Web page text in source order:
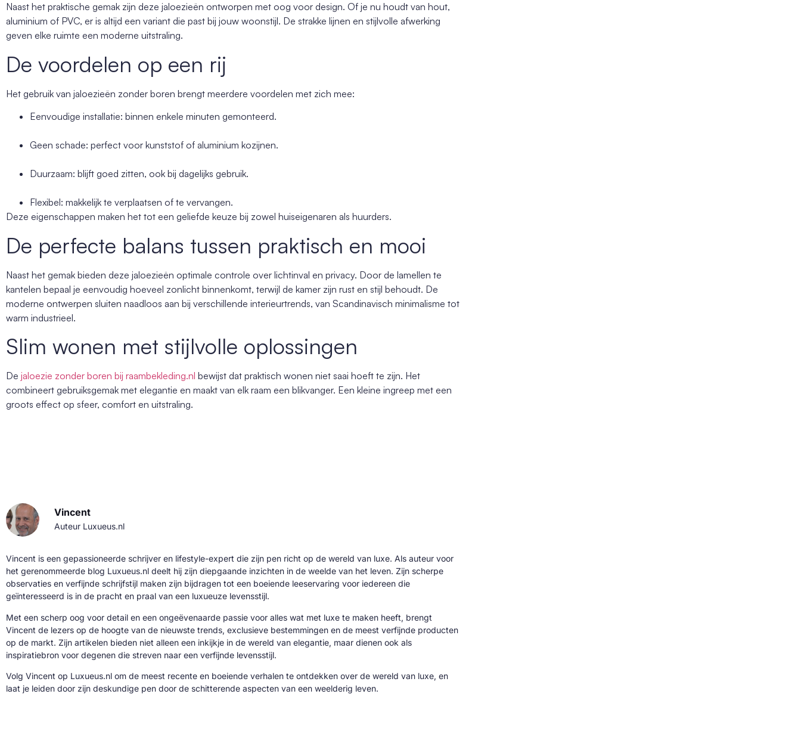
Naast het praktische gemak zijn deze jaloezieën ontworpen met oog voor design. Of je nu houdt van hout,
aluminium of PVC, er is altijd een variant die past bij jouw woonstijl. De strakke lijnen en stijlvolle afwerking
geven elke ruimte een moderne uitstraling.
De voordelen op een rij
Het gebruik van jaloezieën zonder boren brengt meerdere voordelen met zich mee:
Eenvoudige installatie: binnen enkele minuten gemonteerd.
Geen schade: perfect voor kunststof of aluminium kozijnen.
Duurzaam: blijft goed zitten, ook bij dagelijks gebruik.
Flexibel: makkelijk te verplaatsen of te vervangen.
Deze eigenschappen maken het tot een geliefde keuze bij zowel huiseigenaren als huurders.
De perfecte balans tussen praktisch en mooi
Naast het gemak bieden deze jaloezieën optimale controle over lichtinval en privacy. Door de lamellen te
kantelen bepaal je eenvoudig hoeveel zonlicht binnenkomt, terwijl de kamer zijn rust en stijl behoudt. De
moderne ontwerpen sluiten naadloos aan bij verschillende interieurtrends, van Scandinavisch minimalisme tot
warm industrieel.
Slim wonen met stijlvolle oplossingen
De jaloezie zonder boren bij raambekleding.nl bewijst dat praktisch wonen niet saai hoeft te zijn. Het
combineert gebruiksgemak met elegantie en maakt van elk raam een blikvanger. Een kleine ingreep met een
groots effect op sfeer, comfort en uitstraling.
Vincent
Auteur Luxueus.nl
Vincent is een gepassioneerde schrijver en lifestyle-expert die zijn pen richt op de wereld van luxe. Als auteur voor
het gerenommeerde blog Luxueus.nl deelt hij zijn diepgaande inzichten in de weelde van het leven. Zijn scherpe
observaties en verfijnde schrijfstijl maken zijn bijdragen tot een boeiende leeservaring voor iedereen die
geïnteresseerd is in de pracht en praal van een luxueuze levensstijl.
Met een scherp oog voor detail en een ongeëvenaarde passie voor alles wat met luxe te maken heeft, brengt
Vincent de lezers op de hoogte van de nieuwste trends, exclusieve bestemmingen en de meest verfijnde producten
op de markt. Zijn artikelen bieden niet alleen een inkijkje in de wereld van elegantie, maar dienen ook als
inspiratiebron voor degenen die streven naar een verfijnde levensstijl.
Volg Vincent op Luxueus.nl om de meest recente en boeiende verhalen te ontdekken over de wereld van luxe, en
laat je leiden door zijn deskundige pen door de schitterende aspecten van een weelderig leven.